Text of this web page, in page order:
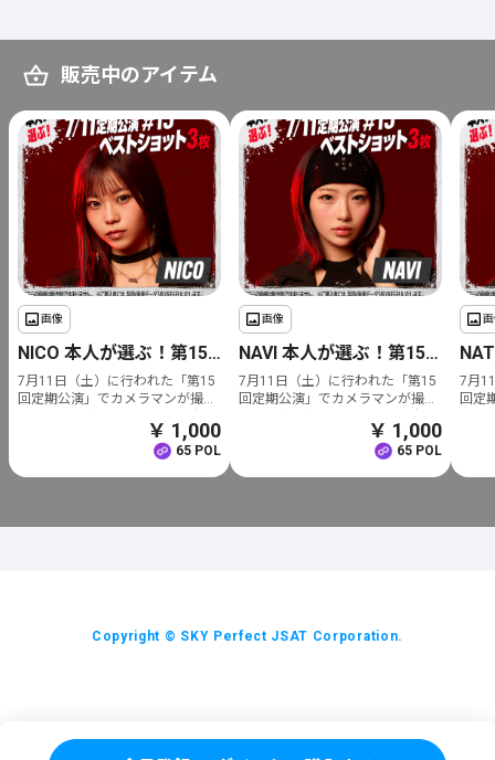
販売中のアイテム
画像
NICO 本人が選ぶ！第15回 定期公演ベストショット3枚
7月11日（土）に行われた「第15
回定期公演」でカメラマンが撮影
が厳選したベストショット3枚の
画像データをお送りさせていただ
￥ 1,000
65 POL
画像
NAVI 本人が選ぶ！第15回 定期公演ベストショット3枚
7月11日（土）に行われた「第15
回定期公演」でカメラマンが撮影
が厳選したベストショット3枚の
画像データをお送りさせていただ
￥ 1,000
65 POL
7月
回定
Copyright © SKY Perfect JSAT Corporation.